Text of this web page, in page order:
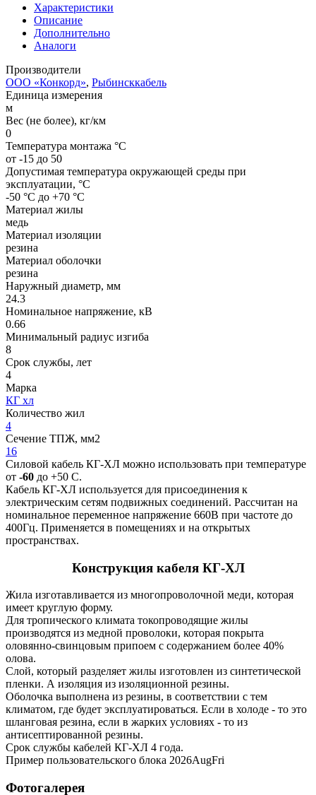
Характеристики
Описание
Дополнительно
Аналоги
Производители
ООО «Конкорд», Рыбинсккабель
Единица измерения
м
Вес (не более), кг/км
0
Температура монтажа °C
от -15 до 50
Допустимая температура окружающей среды при
эксплуатации, °C
-50 °С до +70 °С
Материал жилы
медь
Материал изоляции
резина
Материал оболочки
резина
Наружный диаметр, мм
24.3
Номинальное напряжение, кВ
0.66
Минимальный радиус изгиба
8
Срок службы, лет
4
Марка
КГ хл
Количество жил
4
Сечение ТПЖ, мм2
16
Силовой кабель КГ-ХЛ можно использовать при температуре
от -60 до +50 С.
Кабель КГ-ХЛ используется для присоединения к
электрическим сетям подвижных соединений. Рассчитан на
номинальное переменное напряжение 660В при частоте до
400Гц. Применяется в помещениях и на открытых
пространствах.
Конструкция кабеля КГ-ХЛ
Жила изготавливается из многопроволочной меди, которая
имеет круглую форму.
Для тропического климата токопроводящие жилы
производятся из медной проволоки, которая покрыта
оловянно-свинцовым припоем с содержанием более 40%
олова.
Слой, который разделяет жилы изготовлен из синтетической
пленки. А изоляция из изоляционной резины.
Оболочка выполнена из резины, в соответствии с тем
климатом, где будет эксплуатироваться. Если в холоде - то это
шланговая резина, если в жарких условиях - то из
антисептированной резины.
Срок службы кабелей КГ-ХЛ 4 года.
Пример пользовательского блока 2026AugFri
Фотогалерея